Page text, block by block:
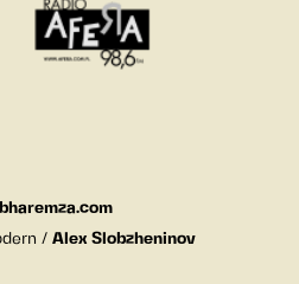
/ Alex Slobzheninov